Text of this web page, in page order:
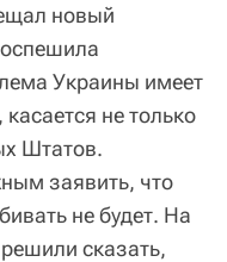
новый
Украины имеет
не только
Штатов.
заявить, что
не будет. На
сказать,